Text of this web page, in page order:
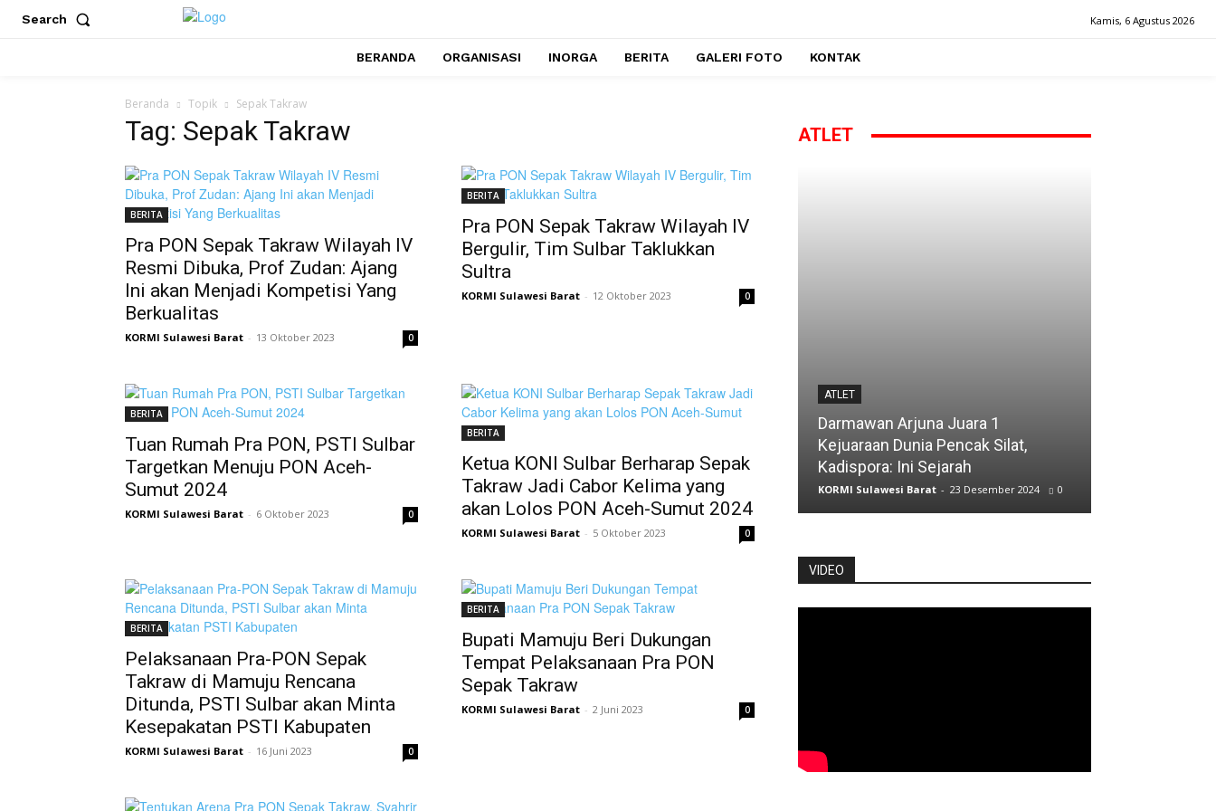
Search Kamis, 6 Agustus 2026
BERANDA ORGANISASI INORGA BERITA GALERI FOTO KONTAK
Beranda Topik Sepak Takraw
Tag: Sepak Takraw
BERITA
Pra PON Sepak Takraw Wilayah IV
Resmi Dibuka, Prof Zudan: Ajang
Ini akan Menjadi Kompetisi Yang
Berkualitas
KORMI Sulawesi Barat - 13 Oktober 2023 0
BERITA
Pra PON Sepak Takraw Wilayah IV
Bergulir, Tim Sulbar Taklukkan
Sultra
KORMI Sulawesi Barat - 12 Oktober 2023 0
BERITA
Tuan Rumah Pra PON, PSTI Sulbar
Targetkan Menuju PON Aceh-
Sumut 2024
KORMI Sulawesi Barat - 6 Oktober 2023 0
BERITA
Ketua KONI Sulbar Berharap Sepak
Takraw Jadi Cabor Kelima yang
akan Lolos PON Aceh-Sumut 2024
KORMI Sulawesi Barat - 5 Oktober 2023 0
BERITA
Pelaksanaan Pra-PON Sepak
Takraw di Mamuju Rencana
Ditunda, PSTI Sulbar akan Minta
Kesepakatan PSTI Kabupaten
KORMI Sulawesi Barat - 16 Juni 2023 0
BERITA
Bupati Mamuju Beri Dukungan
Tempat Pelaksanaan Pra PON
Sepak Takraw
KORMI Sulawesi Barat - 2 Juni 2023 0
ATLET
ATLET
Darmawan Arjuna Juara 1
Kejuaraan Dunia Pencak Silat,
Kadispora: Ini Sejarah
KORMI Sulawesi Barat - 23 Desember 2024 0
VIDEO